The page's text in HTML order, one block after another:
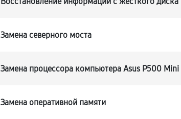
Замена северного моста
Замена процессора компьютера Asus P500
Замена оперативной памяти